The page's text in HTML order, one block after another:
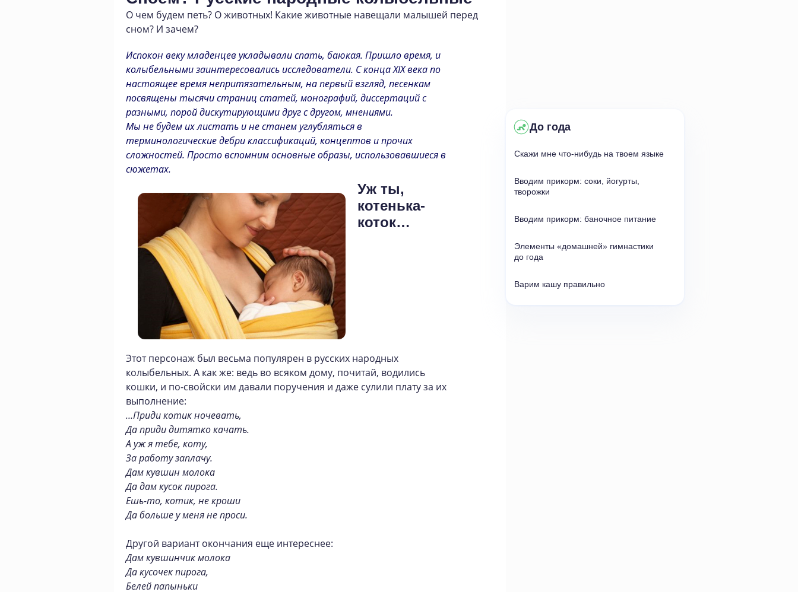
О чем будем петь? О животных! Какие животные навещали малышей перед
сном? И зачем?
Испокон веку младенцев укладывали спать, баюкая. Пришло время, и
колыбельными заинтересовались исследователи. С конца XIX века по
настоящее время непритязательным, на первый взгляд, песенкам
посвящены тысячи страниц статей, монографий, диссертаций с
разными, порой дискутирующими друг с другом, мнениями.
Мы не будем их листать и не станем углубляться в
терминологические дебри классификаций, концептов и прочих
сложностей. Просто вспомним основные образы, использовавшиеся в
сюжетах.
Уж ты,
котенька-
коток…
Этот персонаж был весьма популярен в русских народных
колыбельных. А как же: ведь во всяком дому, почитай, водились
кошки, и по-свойски им давали поручения и даже сулили плату за их
выполнение:
…Приди котик ночевать,
Да приди дитятко качать.
А уж я тебе, коту,
За работу заплачу.
Дам кувшин молока
Да дам кусок пирога.
Ешь-то, котик, не кроши
Да больше у меня не проси.
Другой вариант окончания еще интереснее:
Дам кувшинчик молока
Да кусочек пирога,
Белей папыньки
До года
Скажи мне что-нибудь на твоем языке
Вводим прикорм: соки йогурты
творожки
Вводим прикорм: баночное питание
Элементы «домашней» гимнастики
до года
Варим кашу правильно